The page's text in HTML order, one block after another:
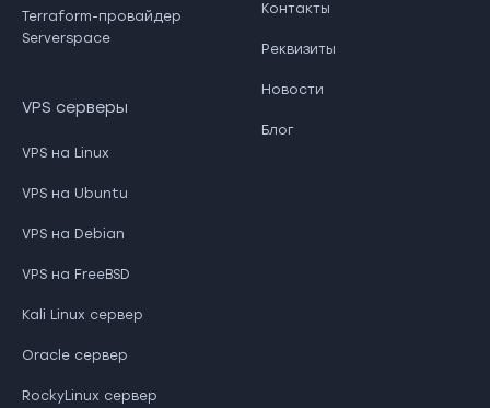
Terraform-провайдер
Serverspace
VPS серверы
VPS на Linux
VPS на Ubuntu
VPS на Debian
VPS на FreeBSD
Kali Linux сервер
Oracle сервер
RockyLinux сервер
Контакты
Реквизиты
Новости
Блог